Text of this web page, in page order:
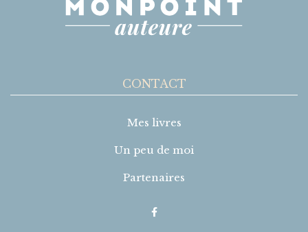
CONTACT
Mes livres
Un peu de moi
Partenaires